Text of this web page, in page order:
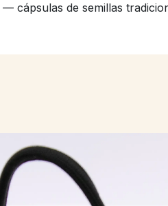
— cápsulas de semillas